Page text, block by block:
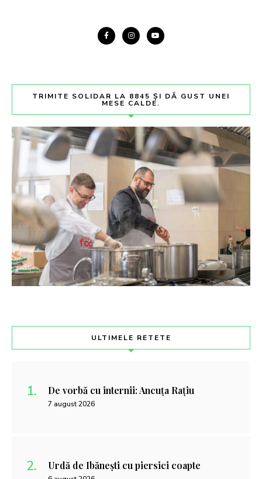
TRIMITE SOLIDAR LA 8845 ȘI DĂ GUST UNEI
MESE CALDE.
ULTIMELE RETETE
De vorbă cu internii: Ancuța Rațiu
7 august 2026
Urdă de Ibănești cu piersici coapte